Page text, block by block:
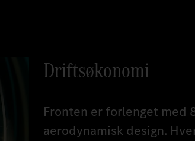
Driftsøkonomi
Fronten er forlenget med
aerodynamisk design.